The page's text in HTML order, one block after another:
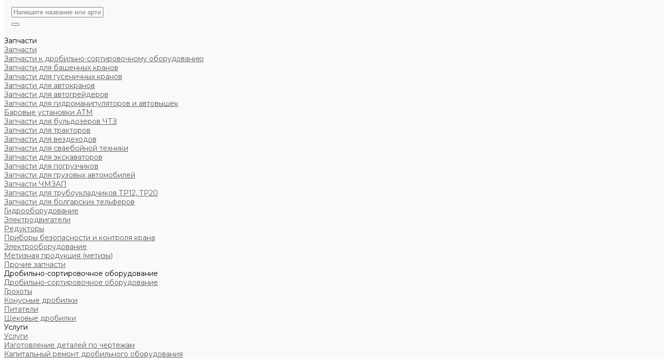
Запчасти
Запчасти
Запчасти к дробильно-сортировочному оборудованию
Запчасти для башенных кранов
Запчасти для гусеничных кранов
Запчасти для автокранов
Запчасти для автогрейдеров
Запчасти для гидроманипуляторов и автовышек
Баровые установки АТМ
Запчасти для бульдозеров ЧТЗ
Запчасти для тракторов
Запчасти для вездеходов
Запчасти для сваебойной техники
Запчасти для экскаваторов
Запчасти для погрузчиков
Запчасти для грузовых автомобилей
Запчасти ЧМЗАП
Запчасти для трубоукладчиков ТР12, ТР20
Запчасти для болгарских тельферов
Гидрооборудование
Электродвигатели
Редукторы
Приборы безопасности и контроля крана
Электрооборудование
Метизная продукция (метизы)
Прочие запчасти
Дробильно-сортировочное оборудование
Дробильно-сортировочное оборудование
Грохоты
Конусные дробилки
Питатели
Щековые дробилки
Услуги
Услуги
Изготовление деталей по чертежам
Капитальный ремонт дробильного оборудования